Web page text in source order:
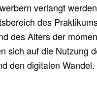
verlangt
des
des Alters der
sich auf die Nutzung
den digitalen Wandel.